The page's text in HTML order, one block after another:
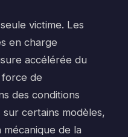
victime. Les
en charge
accélérée du
de
des conditions
certains modèles,
de la